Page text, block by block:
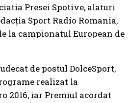
Presei Spotive, alaturi
Sport Radio Romania,
la campionatul European de
de postul DolceSport,
realizat la
2016, iar Premiul acordat